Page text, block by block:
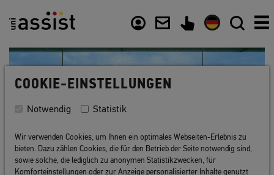
COOKIE-EINSTELLUNGEN
Notwendig Statistik
Wir verwenden Cookies, um Ihnen ein optimales Webseiten-Erlebnis zu
bieten. Dazu zählen Cookies, die für den Betrieb der Seite notwendig sind,
sowie solche, die lediglich zu anonymen Statistikzwecken, für
Komforteinstellungen oder zur Anzeige personalisierter Inhalte genutzt